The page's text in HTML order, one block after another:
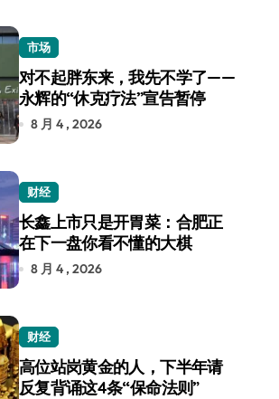
市场
对不起胖东来，我先不学了——
永辉的“休克疗法”宣告暂停
8 月 4 , 2026
财经
长鑫上市只是开胃菜：合肥正
在下一盘你看不懂的大棋
8 月 4 , 2026
财经
高位站岗黄金的人，下半年请
反复背诵这4条“保命法则”